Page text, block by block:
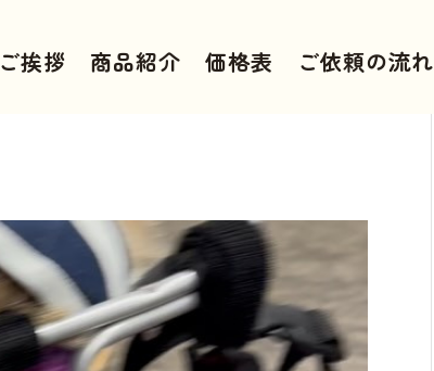
ご挨拶 商品紹介 価格表 ご依頼の流れ